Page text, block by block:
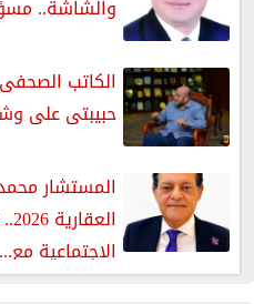
والشاشة..
الكاتب
حبيبتى على
المستشار
الاجتماعية مع...